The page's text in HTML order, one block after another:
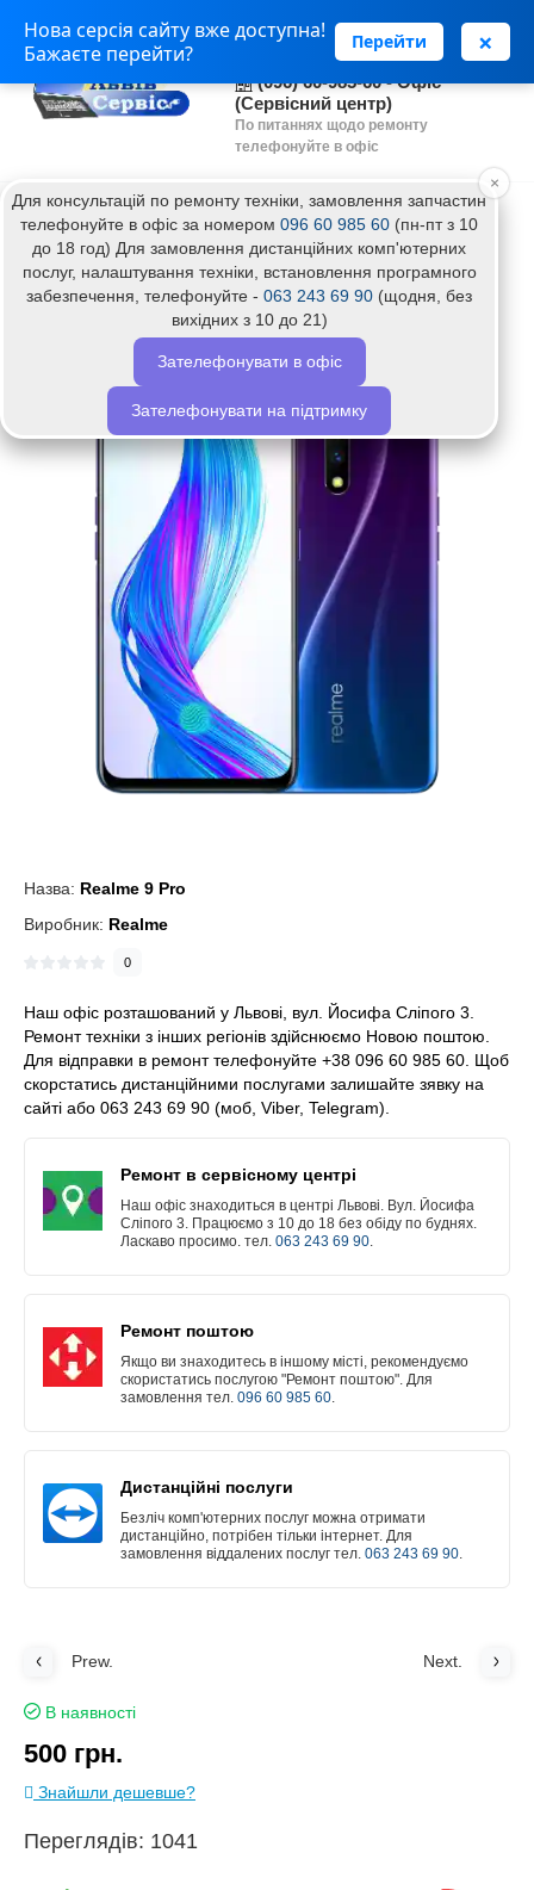
Нова серсія сайту вже доступна!
Бажаєте перейти?
Перейти ×
(063) 243 69 90 - Установка
(096) 60-985-60 - Офіс
(Сервісний центр)
По питаннях щодо ремонту
телефонуйте в офіс
Головна Прошивка телефону Realme 9 Pro
Прошивка телефону Realme 9 Pro
Назва: Realme 9 Pro
Виробник: Realme
0
Наш офіс розташований у Львові, вул. Йосифа Сліпого 3.
Ремонт техніки з інших регіонів здійснюємо Новою поштою.
Для відправки в ремонт телефонуйте +38 096 60 985 60. Щоб
скорстатись дистанційними послугами залишайте зявку на
сайті або 063 243 69 90 (моб, Viber, Telegram).
Ремонт в сервісному центрі
Наш офіс знаходиться в центрі Львові. Вул. Йосифа
Сліпого 3. Працюємо з 10 до 18 без обіду по буднях.
Ласкаво просимо. тел. 063 243 69 90.
Ремонт поштою
Якщо ви знаходитесь в іншому місті, рекомендуємо
скористатись послугою "Ремонт поштою". Для
замовлення тел. 096 60 985 60.
Дистанційні послуги
Безліч комп'ютерних послуг можна отримати
дистанційно, потрібен тільки інтернет. Для
замовлення віддалених послуг тел. 063 243 69 90.
Prew. Next.
В наявності
500 грн.
Знайшли дешевше?
Переглядів: 1041
Для консультацій по ремонту техніки, замовлення запчастин
телефонуйте в офіс за номером 096 60 985 60 (пн-пт з 10
до 18 год) Для замовлення дистанційних комп'ютерних
послуг, налаштування техніки, встановлення програмного
забезпечення, телефонуйте - 063 243 69 90 (щодня, без
вихідних з 10 до 21)
Зателефонувати в офіс
Зателефонувати на підтримку
×